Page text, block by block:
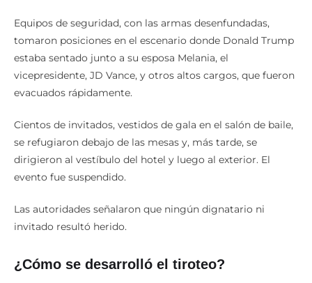
Equipos de seguridad, con las armas desenfundadas,
tomaron posiciones en el escenario donde Donald Trump
estaba sentado junto a su esposa Melania, el
vicepresidente, JD Vance, y otros altos cargos, que fueron
evacuados rápidamente.
Cientos de invitados, vestidos de gala en el salón de baile,
se refugiaron debajo de las mesas y, más tarde, se
dirigieron al vestíbulo del hotel y luego al exterior. El
evento fue suspendido.
Las autoridades señalaron que ningún dignatario ni
invitado resultó herido.
¿Cómo se desarrolló el tiroteo?